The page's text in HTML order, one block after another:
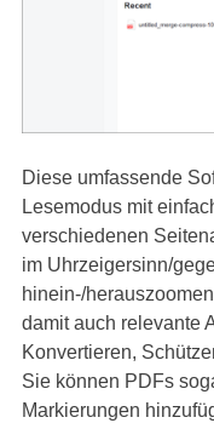
Diese umfassende
Lesemodus mit
verschiedenen
im Uhrzeigersinn/
hinein-/
damit auch relevante
Konvertieren,
Sie können PDFs
Markierungen